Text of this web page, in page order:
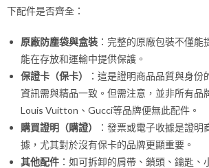
下配件是否齊全：
原廠防塵袋與盒裝 ：完整的原廠包裝不僅
能在存放和運輸中提供保護。
保證卡（保卡）
：這是證明商品品質與身
資訊需與精品一致。但需注意，並非所有品
Louis Vuitton、Gucci等品牌便無此配件。
購買證明（購證）
：發票或電子收據是證
據，尤其對於沒有保卡的品牌更顯重要。
其他配件 ：如可拆卸的肩帶、鎖頭、鑰匙